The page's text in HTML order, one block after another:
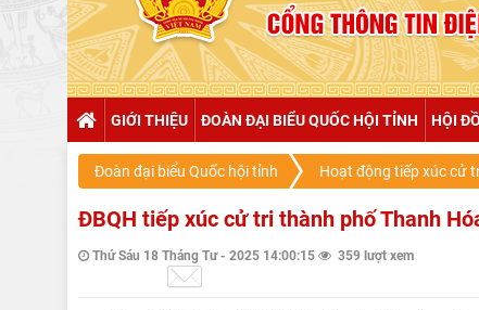
GIỚI THIỆU ĐOÀN ĐẠI BIỂU QUỐC HỘI TỈNH HỘI
Đoàn đại biểu Quốc hội tỉnh Hoạt động tiếp xúc cử
ĐBQH tiếp xúc cử tri thành phố Thanh
Thứ Sáu 18 Tháng Tư - 2025 14:00:15 359 lượt xem